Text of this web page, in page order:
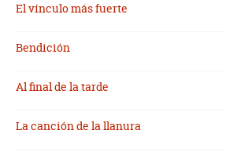
El vínculo más fuerte
Bendición
Al final de la tarde
La canción de la llanura